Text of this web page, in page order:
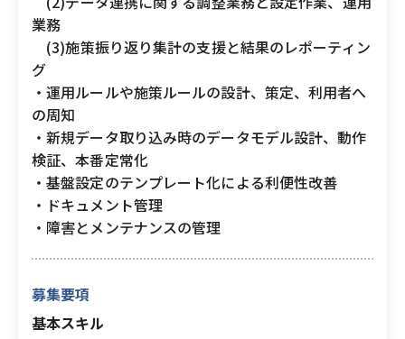
業務
(3)施策振り返り集計の支援と結果のレポーティン
グ
・運用ルールや施策ルールの設計、策定、利用者へ
の周知
・新規データ取り込み時のデータモデル設計、動作
検証、本番定常化
・基盤設定のテンプレート化による利便性改善
・ドキュメント管理
・障害とメンテナンスの管理
募集要項
基本スキル